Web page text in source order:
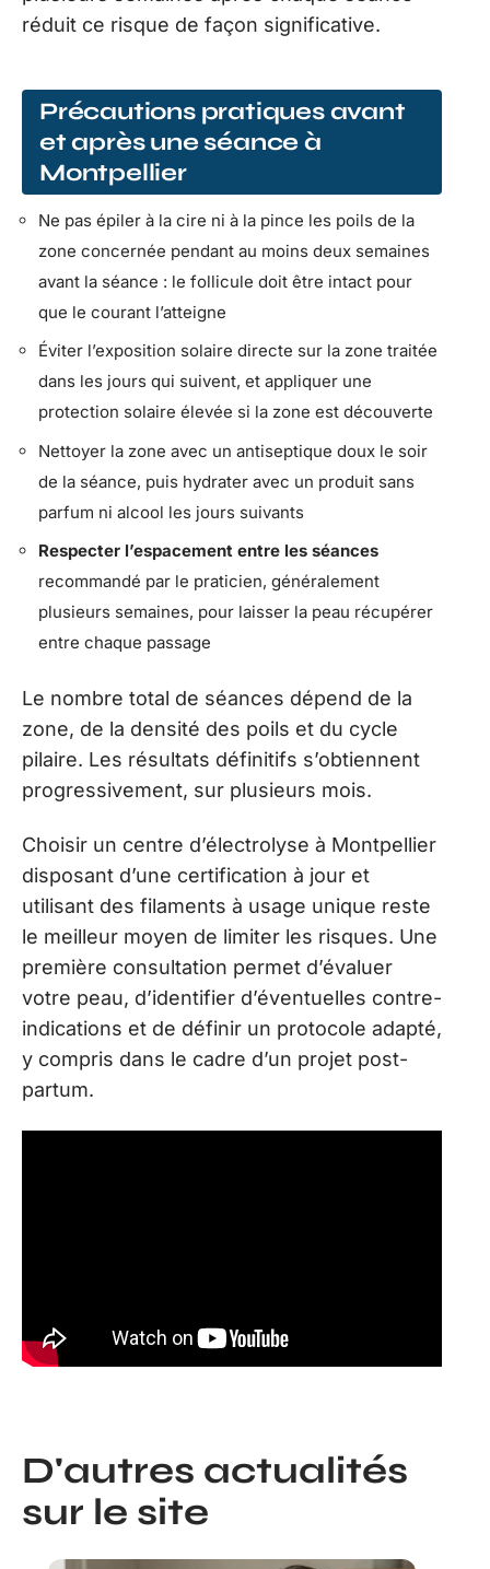
réduit ce risque de façon significative.
Précautions pratiques avant
et après une séance à
Montpellier
Ne pas épiler à la cire ni à la pince les poils de la
zone concernée pendant au moins deux semaines
avant la séance : le follicule doit être intact pour
que le courant l’atteigne
Éviter l’exposition solaire directe sur la zone traitée
dans les jours qui suivent, et appliquer une
protection solaire élevée si la zone est découverte
Nettoyer la zone avec un antiseptique doux le soir
de la séance, puis hydrater avec un produit sans
parfum ni alcool les jours suivants
Respecter l’espacement entre les séances
recommandé par le praticien, généralement
plusieurs semaines, pour laisser la peau récupérer
entre chaque passage
Le nombre total de séances dépend de la
zone, de la densité des poils et du cycle
pilaire. Les résultats définitifs s’obtiennent
progressivement, sur plusieurs mois.
Choisir un centre d’électrolyse à Montpellier
disposant d’une certification à jour et
utilisant des filaments à usage unique reste
le meilleur moyen de limiter les risques. Une
première consultation permet d’évaluer
votre peau, d’identifier d’éventuelles contre-
indications et de définir un protocole adapté,
y compris dans le cadre d’un projet post-
partum.
D'autres actualités
sur le site